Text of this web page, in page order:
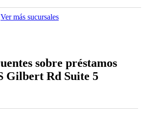
Ver más sucursales
sobre préstamos
Gilbert Rd Suite 5